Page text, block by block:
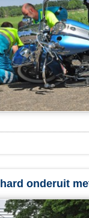
onderuit